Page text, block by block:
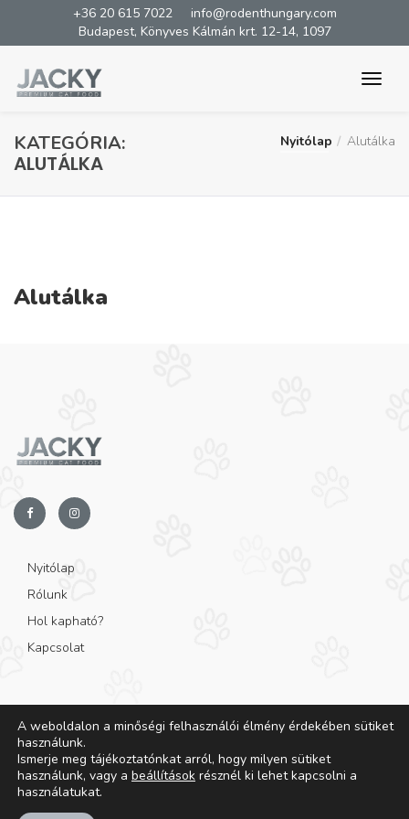
+36 20 615 7022
info@rodenthungary.com
Budapest, Könyves Kálmán krt. 12-14, 1097
KATEGÓRIA:
ALUTÁLKA
Nyitólap Alutálka
Alutálka
Nyitólap
Rólunk
Hol kapható?
Kapcsolat
© Copyright 2025 - Jacky Pet Food - All rights reserved.
A weboldalon a minőségi felhasználói élmény érdekében sütiket
használunk.
Ismerje meg tájékoztatónkat arról, hogy milyen sütiket
használunk, vagy a beállítások résznél ki lehet kapcsolni a
használatukat.